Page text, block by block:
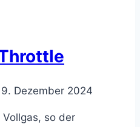
Dezember 2024
so der